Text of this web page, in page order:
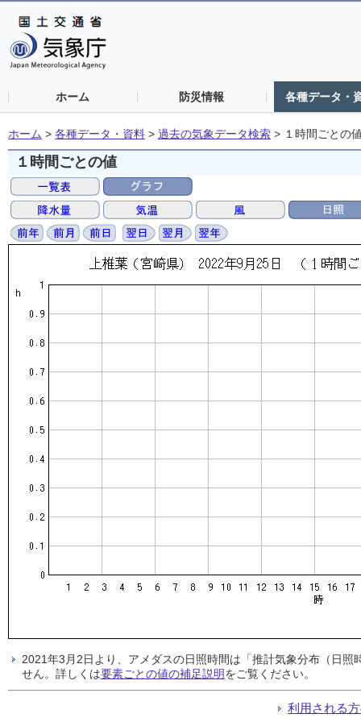
ホーム 防災情報 各種データ・
ホーム > 各種データ・資料 > 過去の気象データ検索 > １時間ごとの
１時間ごとの値
2021年3月2日より、アメダスの日照時間は「推計気象分布（日
せん。詳しくは要素ごとの値の補足説明をご覧ください。
利用される